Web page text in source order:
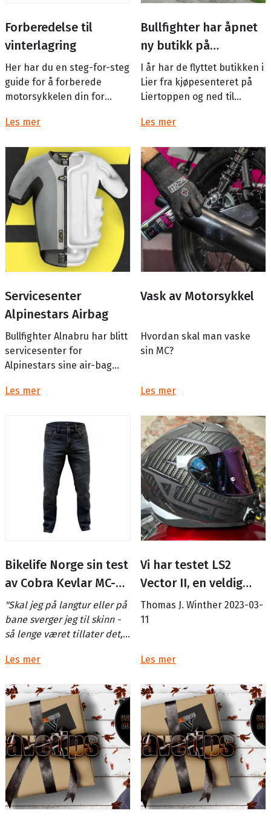
Forberedelse til
vinterlagring
Her har du en steg-for-steg
guide for å forberede
motorsykkelen din for
Les mer
Bullfighter har åpnet
ny butikk på
Lierstranda
I år har de flyttet butikken i
Lier fra kjøpesenteret på
Liertoppen og ned til
Vebjørns vei 2.Det vil nok
Les mer
Servicesenter
Alpinestars Airbag
Bullfighter Alnabru har blitt
servicesenter for
Alpinestars sine air-bag
Les mer
Vask av Motorsykkel
Hvordan skal man vaske
sin MC?
Les mer
Bikelife Norge sin test
av Cobra Kevlar MC-
Jeans
"Skal jeg på langtur eller på
bane sverger jeg til skinn -
så lenge været tillater det,
opp lenge nok o...
Les mer
Vi har testet LS2
Vector II, en veldig
prisverdig hjelm!
Thomas J. Winther 2023-03-
11
Les mer